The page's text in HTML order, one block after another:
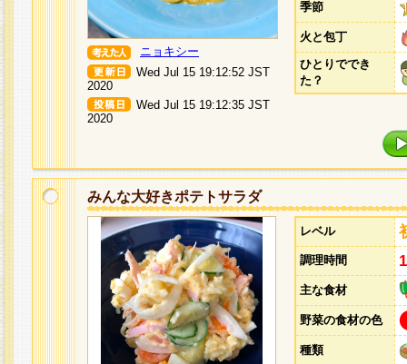
ニョキシー
Wed Jul 15 19:12:52 JST
2020
Wed Jul 15 19:12:35 JST
2020
季節
火と包丁
ひとりででき
た？
みんな大好きポテトサラダ
レベル
調理時間
主な食材
野菜の食材の色
種類